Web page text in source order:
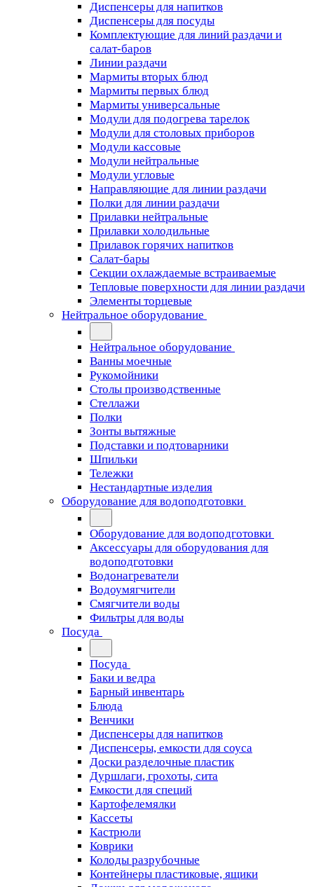
Диспенсеры для напитков
Диспенсеры для посуды
Комплектующие для линий раздачи и
салат-баров
Линии раздачи
Мармиты вторых блюд
Мармиты первых блюд
Мармиты универсальные
Модули для подогрева тарелок
Модули для столовых приборов
Модули кассовые
Модули нейтральные
Модули угловые
Направляющие для линии раздачи
Полки для линии раздачи
Прилавки нейтральные
Прилавки холодильные
Прилавок горячих напитков
Салат-бары
Секции охлаждаемые встраиваемые
Тепловые поверхности для линии раздачи
Элементы торцевые
Нейтральное оборудование
Нейтральное оборудование
Ванны моечные
Рукомойники
Столы производственные
Стеллажи
Полки
Зонты вытяжные
Подставки и подтоварники
Шпильки
Тележки
Нестандартные изделия
Оборудование для водоподготовки
Оборудование для водоподготовки
Аксессуары для оборудования для
водоподготовки
Водонагреватели
Водоумягчители
Смягчители воды
Фильтры для воды
Посуда
Посуда
Баки и ведра
Барный инвентарь
Блюда
Венчики
Диспенсеры для напитков
Диспенсеры, емкости для соуса
Доски разделочные пластик
Дуршлаги, грохоты, сита
Емкости для специй
Картофелемялки
Кассеты
Кастрюли
Коврики
Колоды разрубочные
Контейнеры пластиковые, ящики